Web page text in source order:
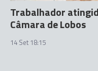
Trabalhador
Câmara de Lobos
14 Set 18:15